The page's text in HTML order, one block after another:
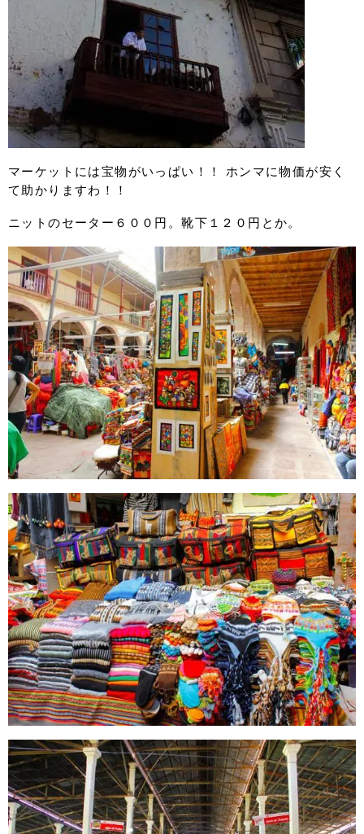
マーケットには宝物がいっぱい！！ ホンマに物価が安く
て助かりますわ！！
ニットのセーター６００円。靴下１２０円とか。